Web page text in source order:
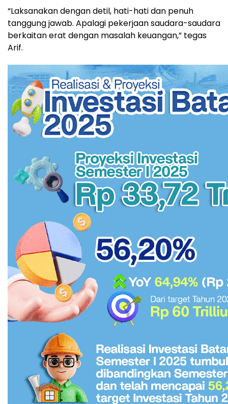
“Laksanakan dengan detil, hati-hati dan penuh
tanggung jawab. Apalagi pekerjaan saudara-saudara
berkaitan erat dengan masalah keuangan,” tegas
Arif.